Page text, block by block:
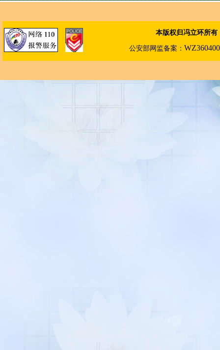
本版权归冯立环所
公安部网监备案：